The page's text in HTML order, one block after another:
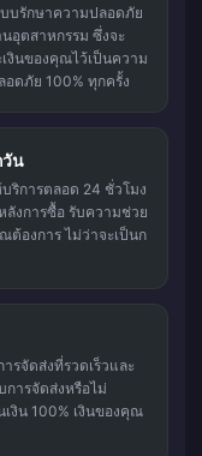
บบรักษาความปลอดภัย
อุตสาหกรรม ซึ่งจะ
งินของคุณไว้เป็นความ
ดภัย 100% ทุกครั้ง
วัน
ริการตลอด 24 ชั่วโมง
ลังการซื้อ รับความช่วย
ต้องการ ไม่ว่าจะเป็นก
รจัดส่งที่รวดเร็วและ
ารจัดส่งหรือไม่
เงิน 100% เงินของคุณ